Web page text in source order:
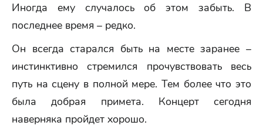
Иногда ему случалось об этом забыть. В
последнее время – редко.
Он всегда старался быть на месте заранее –
инстинктивно стремился прочувствовать весь
путь на сцену в полной мере. Тем более что это
была добрая примета. Концерт сегодня
наверняка пройдет хорошо.